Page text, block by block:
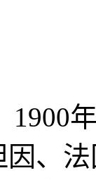
1900
因、